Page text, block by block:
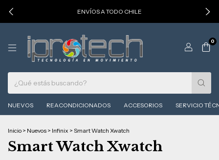
ENVÍOS A TODO CHILE
0
NUEVOS REACONDICIONADOS ACCESORIOS SERVICIO
Inicio > Nuevos > Infinix > Smart Watch Xwatch
Smart Watch Xwatch